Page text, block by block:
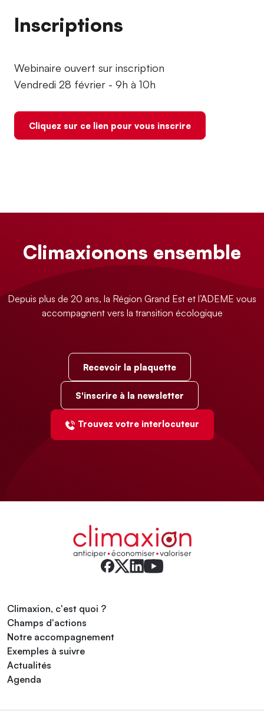
Inscriptions
Webinaire ouvert sur inscription
Vendredi 28 février - 9h à 10h
Cliquez sur ce lien pour vous inscrire
Climaxionons ensemble
Depuis plus de 20 ans, la Région Grand Est et l’ADEME vous
accompagnent vers la transition écologique
Recevoir la plaquette
S'inscrire à la newsletter
Trouvez votre interlocuteur
Climaxion, c'est quoi ?
Champs d'actions
Notre accompagnement
Exemples à suivre
Actualités
Agenda